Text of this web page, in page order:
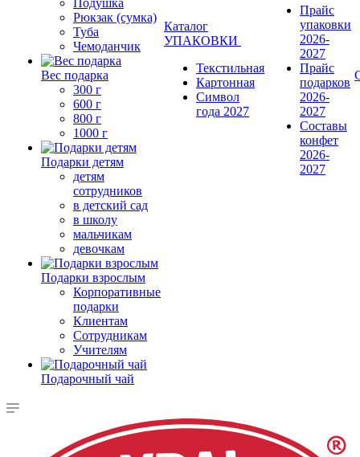
Рюкзак (сумка)
Туба
Чемоданчик
Вес подарка
300 г
600 г
800 г
1000 г
Подарки детям
детям
сотрудников
в детский сад
в школу
мальчикам
девочкам
Подарки взрослым
Корпоративные
подарки
Клиентам
Сотрудникам
Учителям
Подарочный чай
Каталог
УПАКОВКИ
Текстильная
Картонная
Символ
года 2027
Прайс
упаковки
2026-
2027
Прайс
подарков
2026-
2027
Составы
конфет
2026-
2027